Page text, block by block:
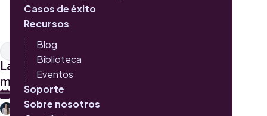
Casos de éxito
Recursos
Blog
Biblioteca
Eventos
Soporte
Sobre nosotros
Inbound Marketing
La magia de la metodología inbound
marketing
9 DE JUNIO 2017
JUANITA MORENO